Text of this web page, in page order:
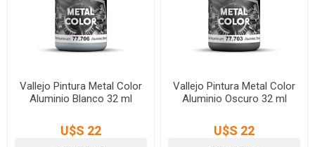
Vallejo Pintura Metal Color
Aluminio Blanco 32 ml
U$S 22
Vallejo Pintura Metal Color
Aluminio Oscuro 32 ml
U$S 22